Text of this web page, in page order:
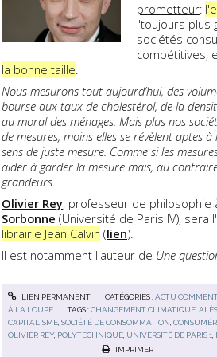
prometteur:
"toujours plus
sociétés
compétitives,
la bonne taille
Nous mesurons tout aujourd’hui, des
bourse aux taux de cholestérol, de la
au moral des ménages. Mais plus nos
de mesures, moins elles se révèlent aptes
sens de juste mesure. Comme si les
aider à garder la mesure mais, au
grandeurs.
Olivier Rey, professeur de philosophie
Sorbonne (Université de Paris IV), sera
librairie Jean Calvin (lien).
Il est notamment l'auteur de Une
LIEN PERMANENT CATÉGORIES :ACTU
À LA LOUPE
TAGS :CHANGEMENT CLIMATIQUE ,ALÈS
CAPITALISME ,SOCIÉTÉ DE CONSOMMATION ,
OLIVIER REY, POLYTECHNIQUE UNIVERSITÉ DE PARIS 1
IMPRIMER